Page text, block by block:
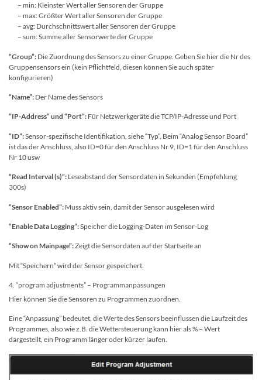
– min: Kleinster Wert aller Sensoren der Gruppe
– max: Größter Wert aller Sensoren der Gruppe
– avg: Durchschnittswert aller Sensoren der Gruppe
– sum: Summe aller Sensorwerte der Gruppe
“Group”: Die Zuordnung des Sensors zu einer Gruppe. Geben Sie hier die Nr des
Gruppensensors ein (kein Pflichtfeld, diesen können Sie auch später
konfigurieren)
“Name”: Der Name des Sensors
“IP-Address” und “Port”: Für Netzwerkgeräte die TCP/IP-Adresse und Port
“ID”:Sensor-spezifische Identifikation, siehe “Typ”. Beim “Analog Sensor Board”
ist das der Anschluss, also ID=0 für den Anschluss Nr 9, ID=1 für den Anschluss
Nr 10 usw
“Read Interval (s)”: Leseabstand der Sensordaten in Sekunden (Empfehlung
300s)
“Sensor Enabled”: Muss aktiv sein, damit der Sensor ausgelesen wird
“Enable Data Logging”:Speicher die Logging-Daten im Sensor-Log
“Show on Mainpage”:Zeigt die Sensordaten auf der Startseite an
Mit “Speichern” wird der Sensor gespeichert.
4. “program adjustments” – Programmanpassungen
Hier können Sie die Sensoren zu Programmen zuordnen.
Eine “Anpassung” bedeutet, die Werte des Sensors beeinflussen die Laufzeit des
Programmes, also wie z.B. die Wettersteuerung kann hier als % – Wert
dargestellt, ein Programm länger oder kürzer laufen.